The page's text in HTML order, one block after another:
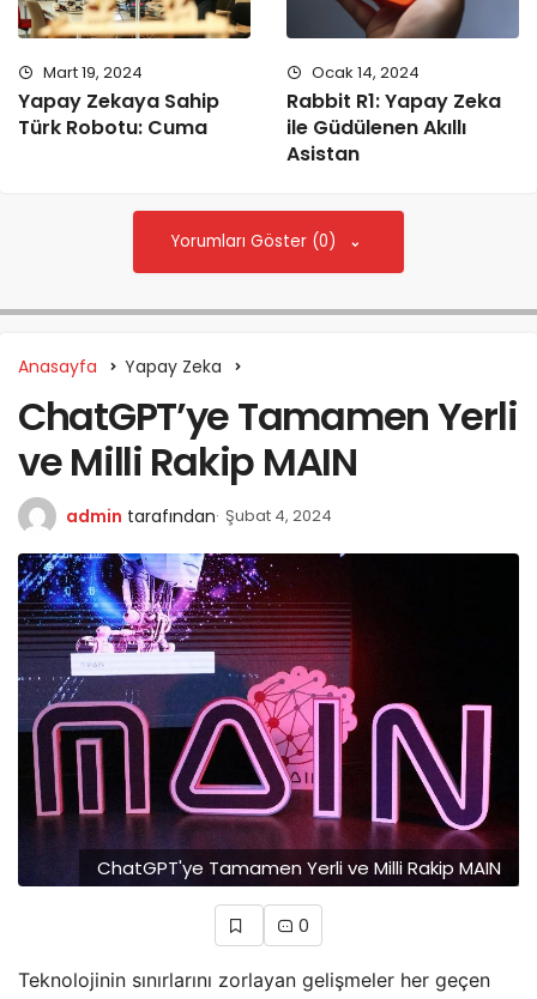
Mart 19, 2024
Yapay Zekaya Sahip
Türk Robotu: Cuma
Ocak 14, 2024
Rabbit R1: Yapay Zeka
ile Güdülenen Akıllı
Asistan
Yorumları Göster (0)
Anasayfa Yapay Zeka
ChatGPT’ye Tamamen Yerli
ve Milli Rakip MAIN
admin tarafından Şubat 4, 2024
ChatGPT'ye Tamamen Yerli ve Milli Rakip MAIN
0
Teknolojinin sınırlarını zorlayan gelişmeler her geçen